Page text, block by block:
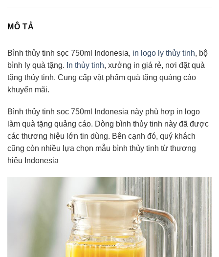
MÔ TẢ
Bình thủy tinh sọc 750ml Indonesia, in logo ly thủy tinh, bộ
bình ly quà tặng. In thủy tinh, xưởng in giá rẻ, nơi đặt quà
tặng thủy tinh. Cung cấp vật phẩm quà tặng quảng cáo
khuyến mãi.
Bình thủy tinh sọc 750ml Indonesia này phù hợp in logo
làm quà tặng quảng cáo. Dòng bình thủy tinh này đã được
các thương hiệu lớn tin dùng. Bên cạnh đó, quý khách
cũng còn nhiều lựa chọn mẫu bình thủy tinh từ thương
hiệu Indonesia